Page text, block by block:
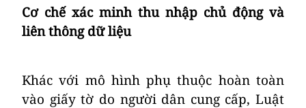
Cơ chế xác minh thu nhập chủ động và
liên thông dữ liệu
Khác với mô hình phụ thuộc hoàn toàn
vào giấy tờ do người dân cung cấp, Luật